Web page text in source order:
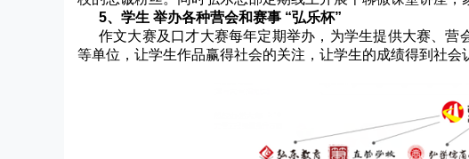
5、学生 举办各种营会和赛事 “弘乐杯”
作文大赛及口才大赛每年定期举办，为学生提供大赛、
等单位，让学生作品赢得社会的关注，让学生的成绩得到社会